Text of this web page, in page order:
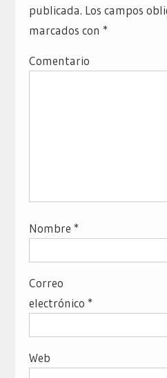
publicada. Los campos
marcados con *
Comentario
Nombre *
Correo
electrónico *
Web